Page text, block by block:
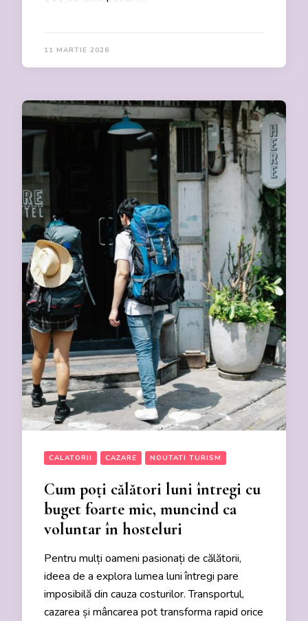
11 MARTIE 2026
CALATORII CAZARE NOUTATI TURISM
Cum poți călători luni întregi cu
buget foarte mic, muncind ca
voluntar în hosteluri
Pentru mulți oameni pasionați de călătorii,
ideea de a explora lumea luni întregi pare
imposibilă din cauza costurilor. Transportul,
cazarea și mâncarea pot transforma rapid orice